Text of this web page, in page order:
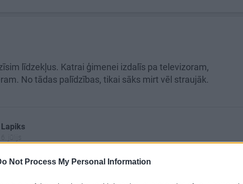
Not Process My Personal Information
līdzekļus. Katrai ģimenei izdalīs pa televizoram,
No tādas palīdzības, tikai sāks mirt vēl straujāk.
jūlijs
izvietot, novērošanas kameras. kad sāk kauties,
ierasties. Pakarināsies iedzīvotāju, dzīves ilgums.